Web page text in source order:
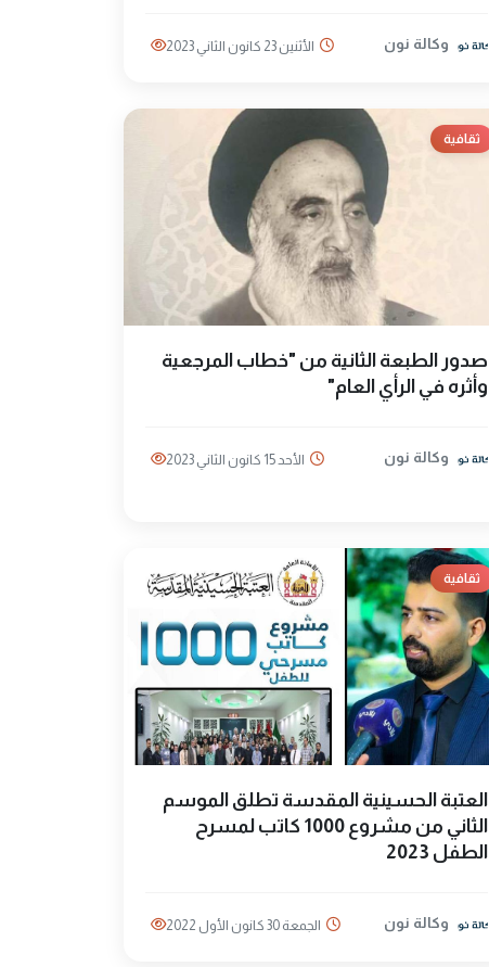
وكالة نون الأثنين 23 كانون الثاني 2023
ثقافية
صدور الطبعة الثانية من "خطاب المرجعية
وأثره في الرأي العام"
وكالة نون الأحد 15 كانون الثاني 2023
ثقافية
العتبة الحسينية المقدسة تطلق الموسم
الثاني من مشروع 1000 كاتب لمسرح
الطفل 2023
وكالة نون الجمعة 30 كانون الأول 2022